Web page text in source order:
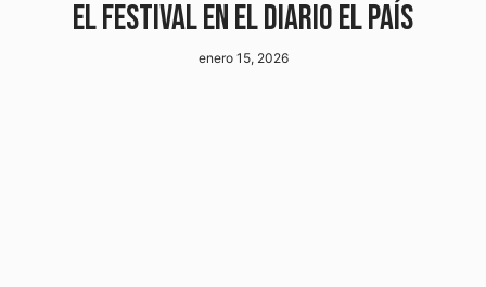
EL FESTIVAL EN EL DIARIO EL PAÍS
enero 15, 2026